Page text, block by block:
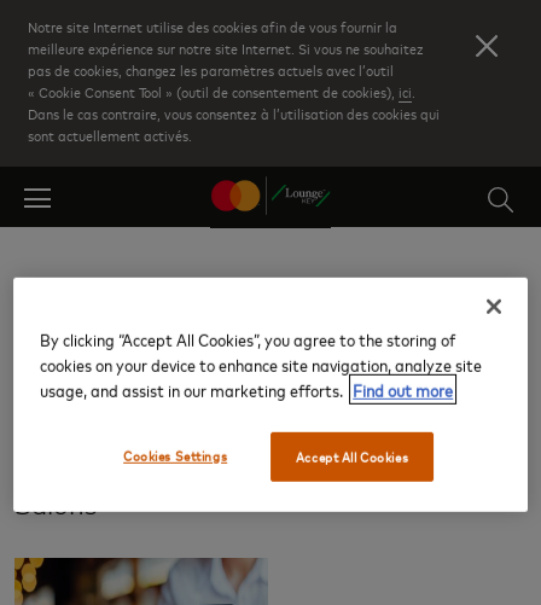
Skip
to
main
content
Notre site Internet utilise des cookies afin de vous fournir la
meilleure expérience sur notre site Internet. Si vous ne souhaitez
pas de cookies, changez les paramètres actuels avec l’outil
« Cookie Consent Tool » (outil de consentement de cookies), ici
Dans le cas contraire, vous consentez à l’utilisation des cookies qui
sont actuellement activés.
Aérogare 2
Aéroport international Thiruvananthapuram (TRV)
Salons
By clicking “Accept All Cookies”, you agree to the storing of
cookies on your device to enhance site navigation, analyze site
usage, and assist in our marketing efforts. Find out more
Accept All Cookies
Cookies Settings